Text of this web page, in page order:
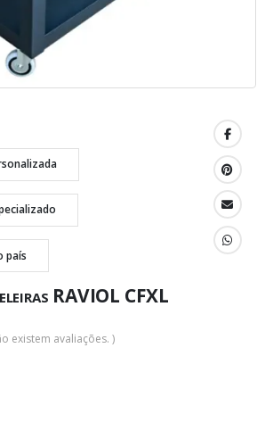
país
RAVIOL CFXL
existem avaliações. )